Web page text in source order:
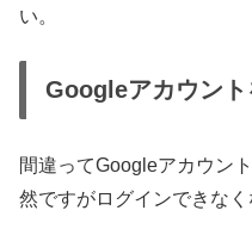
い。
Googleアカウン
間違ってGoogleアカウン
然ですがログインできなく